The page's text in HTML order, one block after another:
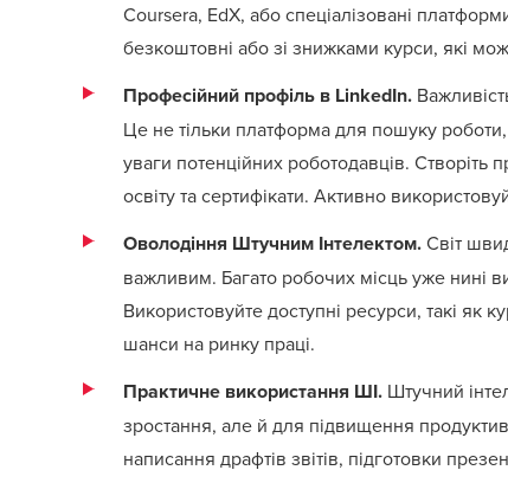
Coursera, EdX, або спеціалізовані
безкоштовні або зі знижками курси, які
Професійний профіль в LinkedIn.
Це не тільки платформа для пошуку
уваги потенційних роботодавців. Створіть
освіту та сертифікати. Активно
Оволодіння Штучним Інтелектом.Світ
важливим. Багато робочих місць уже нині
Використовуйте доступні ресурси, такі як
шанси на ринку праці.
Практичне використання ШІ. Штучний
зростання, але й для підвищення
написання драфтів звітів, підготовки